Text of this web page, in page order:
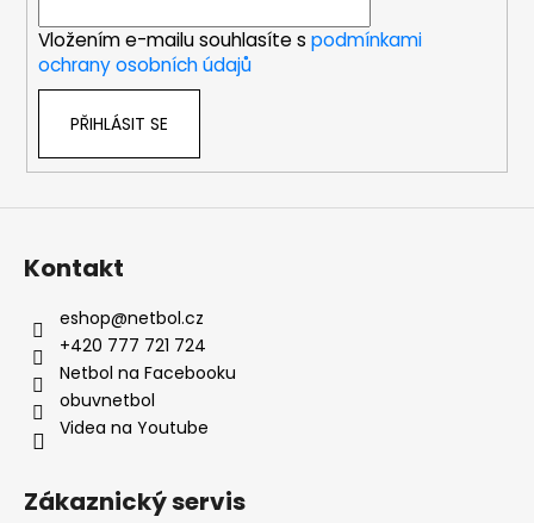
Vložením e-mailu souhlasíte s podmínkami
ochrany osobních údajů
PŘIHLÁSIT SE
Kontakt
eshop@netbol.cz
+420 777 721 724
Netbol na Facebooku
obuvnetbol
Videa na Youtube
Zákaznický servis